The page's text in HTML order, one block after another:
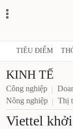
TIÊU ĐIỂM
KINH TẾ
Công nghiệp
Nông nghiệp
Thị
Viettel